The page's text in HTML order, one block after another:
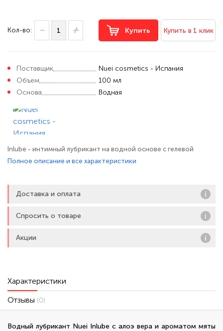
Кол-во: Купить Купить в 1 клик
Поставщик
Nuei cosmetics - Испания
Объем
100 мл
Основа
Водная
Inlube - интимный лубрикант на водной основе с гелевой
текстурой обеспечивает максимально длительное скольжение
прикосновение и эксклюзивная формула гелей Inlube удивят
вас своим длительным эффектом. Лубрикант содержит в своем
составе алоэ вера,
Полное описание и все характеристики
Доставка и оплата
Спросить о товаре
Акции
Характеристики
Отзывы (0)
Водный лубрикант Nuei Inlube с алоэ вера и ароматом мяты